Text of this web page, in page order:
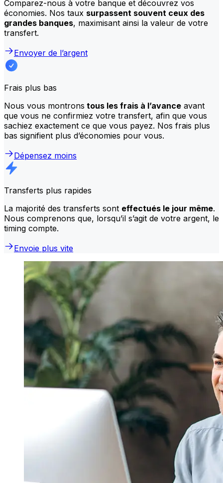
Comparez-nous à votre banque et découvrez vos
économies. Nos taux surpassent souvent ceux des
grandes banques, maximisant ainsi la valeur de votre
transfert.
Envoyer de l’argent
Frais plus bas
Nous vous montrons tous les frais à l’avance avant
que vous ne confirmiez votre transfert, afin que vous
sachiez exactement ce que vous payez. Nos frais plus
bas signifient plus d’économies pour vous.
Dépensez moins
Transferts plus rapides
La majorité des transferts sont effectués le jour même.
Nous comprenons que, lorsqu’il s’agit de votre argent, le
timing compte.
Envoie plus vite